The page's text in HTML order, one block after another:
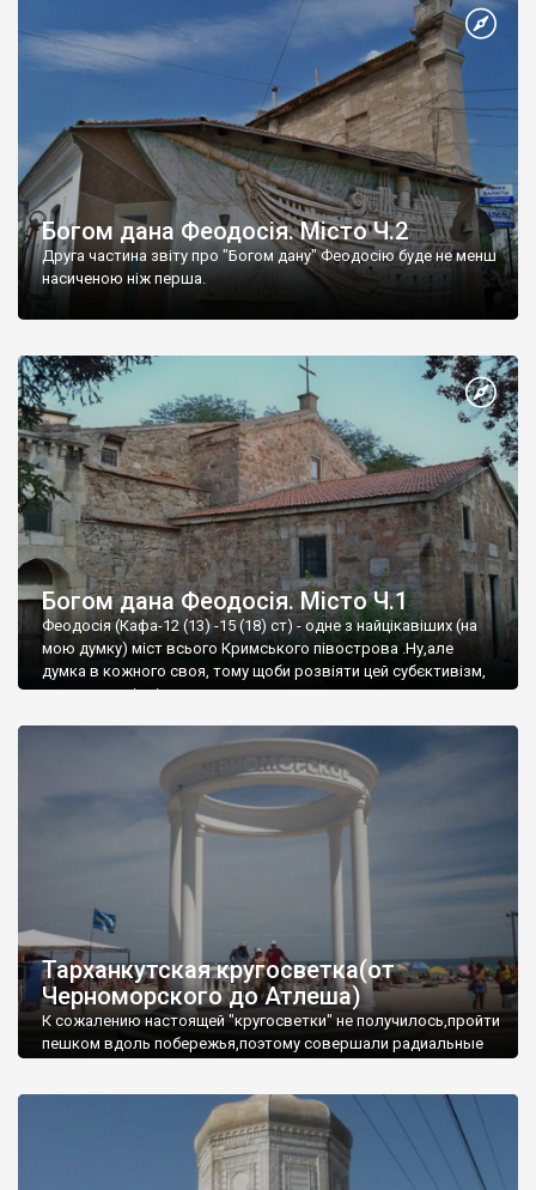
Богом дана Феодосія. Місто Ч.2
Друга частина звіту про "Богом дану" Феодосію буде не менш
насиченою ніж перша.
Богом дана Феодосія. Місто Ч.1
Феодосія (Кафа-12 (13) -15 (18) ст) - одне з найцікавіших (на
мою думку) міст всього Кримського півострова .Ну,але
думка в кожного своя, тому щоби розвіяти цей субєктивізм,
запрошую відвідати це
Тарханкутская кругосветка(от
Черноморского до Атлеша)
К сожалению настоящей "кругосветки" не получилось,пройти
пешком вдоль побережья,поэтому совершали радиальные